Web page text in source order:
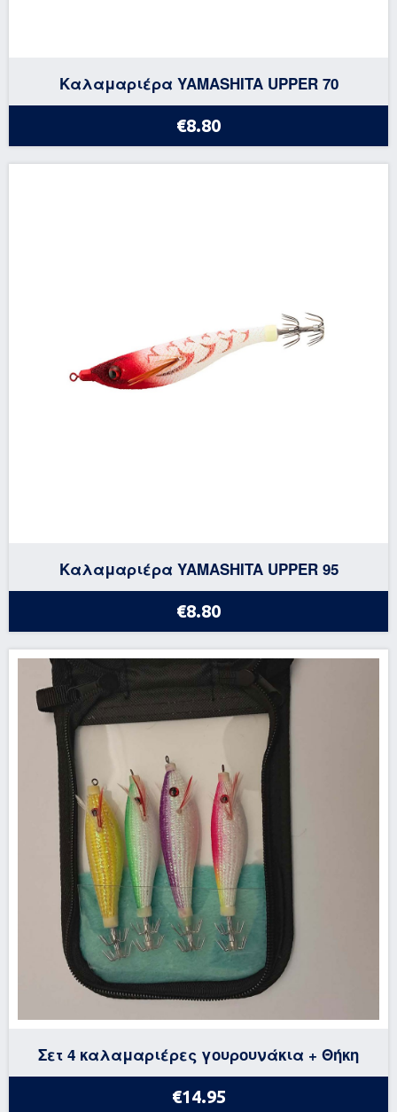
Καλαμαριέρα YAMASHITA UPPER 70
€8.80
Καλαμαριέρα YAMASHITA UPPER 95
€8.80
Σετ 4 καλαμαριέρες γουρουνάκια + Θήκη
€14.95